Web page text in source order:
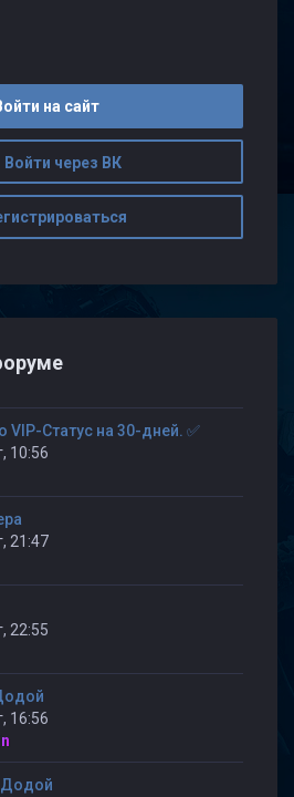
на сайт
Войти через ВК
VIP-Статус на 30-дней. ✅
10:56
21:47
22:55
16:56
Додой